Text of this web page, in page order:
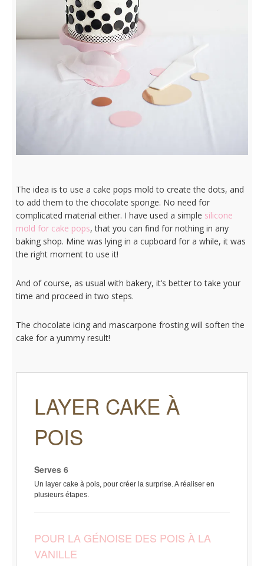
The idea is to use a cake pops mold to create the dots, and
to add them to the chocolate sponge. No need for
complicated material either. I have used a simple silicone
mold for cake pops, that you can find for nothing in any
baking shop. Mine was lying in a cupboard for a while, it was
the right moment to use it!
And of course, as usual with bakery, it’s better to take your
time and proceed in two steps.
The chocolate icing and mascarpone frosting will soften the
cake for a yummy result!
LAYER CAKE À
POIS
Serves 6
Un layer cake à pois, pour créer la surprise. A réaliser en
plusieurs étapes.
POUR LA GÉNOISE DES POIS À LA
VANILLE